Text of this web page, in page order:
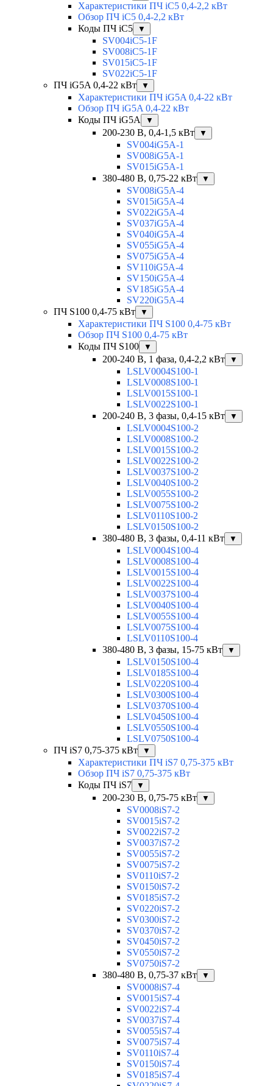
Характеристики ПЧ iC5 0,4-2,2 кВт
Обзор ПЧ iC5 0,4-2,2 кВт
Коды ПЧ iC5
▼
SV004iC5-1F
SV008iC5-1F
SV015iC5-1F
SV022iC5-1F
ПЧ iG5A 0,4-22 кВт
▼
Характеристики ПЧ iG5A 0,4-22 кВт
Обзор ПЧ iG5A 0,4-22 кВт
Коды ПЧ iG5A
▼
200-230 В, 0,4-1,5 кВт ▼
SV004iG5A-1
SV008iG5A-1
SV015iG5A-1
380-480 В, 0,75-22 кВт
▼
SV008iG5A-4
SV015iG5A-4
SV022iG5A-4
SV037iG5A-4
SV040iG5A-4
SV055iG5A-4
SV075iG5A-4
SV110iG5A-4
SV150iG5A-4
SV185iG5A-4
SV220iG5A-4
ПЧ S100 0,4-75 кВт
▼
Характеристики ПЧ S100 0,4-75 кВт
Обзор ПЧ S100 0,4-75 кВт
Коды ПЧ S100
▼
200-240 В, 1 фаза, 0,4-2,2 кВт ▼
LSLV0004S100-1
LSLV0008S100-1
LSLV0015S100-1
LSLV0022S100-1
200-240 В, 3 фазы, 0,4-15 кВт
▼
LSLV0004S100-2
LSLV0008S100-2
LSLV0015S100-2
LSLV0022S100-2
LSLV0037S100-2
LSLV0040S100-2
LSLV0055S100-2
LSLV0075S100-2
LSLV0110S100-2
LSLV0150S100-2
380-480 В, 3 фазы, 0,4-11 кВт
▼
LSLV0004S100-4
LSLV0008S100-4
LSLV0015S100-4
LSLV0022S100-4
LSLV0037S100-4
LSLV0040S100-4
LSLV0055S100-4
LSLV0075S100-4
LSLV0110S100-4
380-480 В, 3 фазы, 15-75 кВт
▼
LSLV0150S100-4
LSLV0185S100-4
LSLV0220S100-4
LSLV0300S100-4
LSLV0370S100-4
LSLV0450S100-4
LSLV0550S100-4
LSLV0750S100-4
ПЧ iS7 0,75-375 кВт
▼
Характеристики ПЧ iS7 0,75-375 кВт
Обзор ПЧ iS7 0,75-375 кВт
Коды ПЧ iS7
▼
200-230 В, 0,75-75 кВт ▼
SV0008iS7-2
SV0015iS7-2
SV0022iS7-2
SV0037iS7-2
SV0055iS7-2
SV0075iS7-2
SV0110iS7-2
SV0150iS7-2
SV0185iS7-2
SV0220iS7-2
SV0300iS7-2
SV0370iS7-2
SV0450iS7-2
SV0550iS7-2
SV0750iS7-2
380-480 В, 0,75-37 кВт
▼
SV0008iS7-4
SV0015iS7-4
SV0022iS7-4
SV0037iS7-4
SV0055iS7-4
SV0075iS7-4
SV0110iS7-4
SV0150iS7-4
SV0185iS7-4